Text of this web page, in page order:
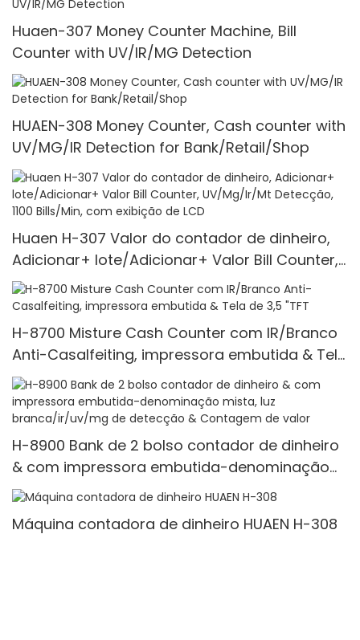
Huaen-307 Money Counter Machine, Bill
Counter with UV/IR/MG Detection
HUAEN-308 Money Counter, Cash counter with
UV/MG/IR Detection for Bank/Retail/Shop
Huaen H-307 Valor do contador de dinheiro,
Adicionar+ lote/Adicionar+ Valor Bill Counter,
UV/Mg/Ir/Mt Detecção, 1100 Bills/Min, com
exibição de LCD
H-8700 Misture Cash Counter com IR/Branco
Anti-Casalfeiting, impressora embutida & Tela
de 3,5 "TFT
H-8900 Bank de 2 bolso contador de dinheiro
& com impressora embutida-denominação
mista, luz branca/ir/uv/mg de detecção &
Contagem de valor
Máquina contadora de dinheiro HUAEN H-308